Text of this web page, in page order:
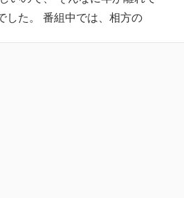
した。 番組中では、相方の